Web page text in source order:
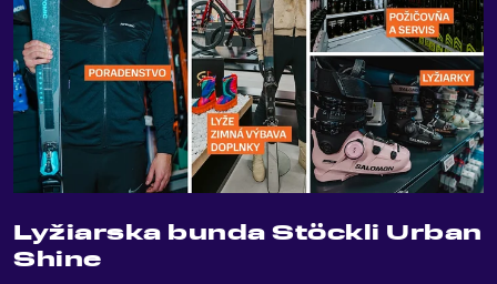
Lyžiarska bunda Stöckli Urban
Shine